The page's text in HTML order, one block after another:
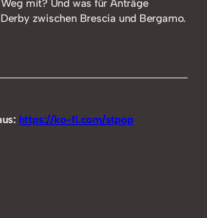
um
regeln.
mit? Und was für Anträge
zwischen Brescia und Bergamo.
https://ko-fi.com/stpop